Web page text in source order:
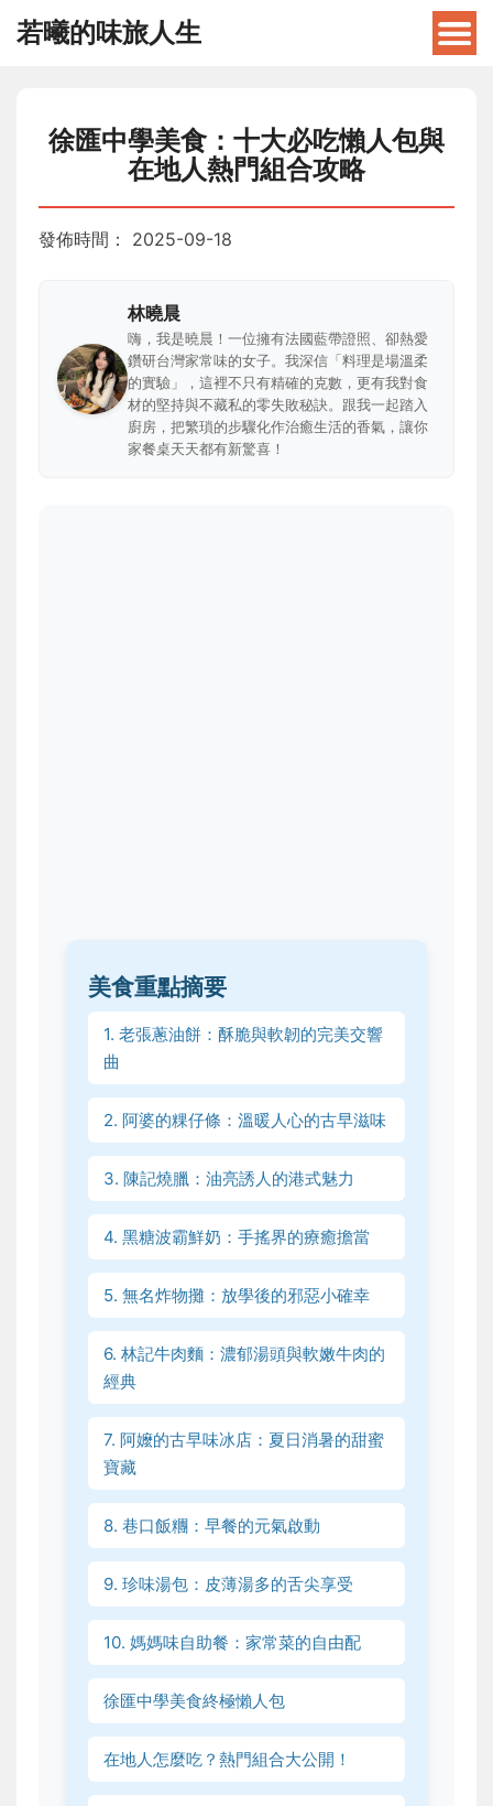
若曦的味旅人生
徐匯中學美食：十大必吃懶人包與
在地人熱門組合攻略
發佈時間： 2025-09-18
林曉晨
嗨，我是曉晨！一位擁有法國藍帶證照、卻熱愛
鑽研台灣家常味的女子。我深信「料理是場溫柔
的實驗」，這裡不只有精確的克數，更有我對食
材的堅持與不藏私的零失敗秘訣。跟我一起踏入
廚房，把繁瑣的步驟化作治癒生活的香氣，讓你
家餐桌天天都有新驚喜！
美食重點摘要
1. 老張蔥油餅：酥脆與軟韌的完美交響
曲
2. 阿婆的粿仔條：溫暖人心的古早滋味
3. 陳記燒臘：油亮誘人的港式魅力
4. 黑糖波霸鮮奶：手搖界的療癒擔當
5. 無名炸物攤：放學後的邪惡小確幸
6. 林記牛肉麵：濃郁湯頭與軟嫩牛肉的
經典
7. 阿嬤的古早味冰店：夏日消暑的甜蜜
寶藏
8. 巷口飯糰：早餐的元氣啟動
9. 珍味湯包：皮薄湯多的舌尖享受
10. 媽媽味自助餐：家常菜的自由配
徐匯中學美食終極懶人包
在地人怎麼吃？熱門組合大公開！